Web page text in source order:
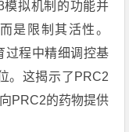
模拟机制的功能并
是限制其活性。
过程中精细调控基
。这揭示了PRC2
PRC2的药物提供